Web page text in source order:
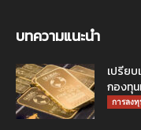
บทความแนะนำ
เปรีย
กองทุ
การลง